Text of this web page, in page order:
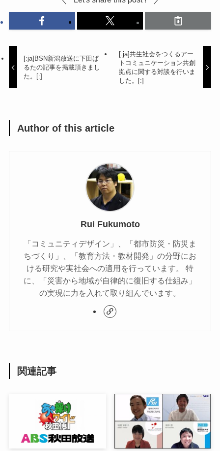
[:ja]BSN新潟放送に下田ぱ
るたの記事を掲載頂きまし
た。[:]
[:ja]共生社会をつくるアー
トコミュニケーション共創
拠点に関する対談を行いま
した。[:]
Author of this article
Rui Fukumoto
「コミュニティデザイン」、「都市防災・防災ま
ちづくり」、「教育方法・教材開発」の分野にお
ける研究や実社会への適用を行っています。 特
に、「災害から地域が自律的に復旧する仕組み」
の実現に力を入れて取り組んでいます。
関連記事